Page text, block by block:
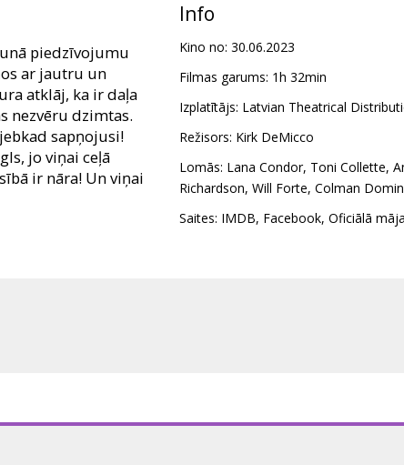
piedzīvojumu
ar jautru un
atklāj, ka ir daļa
nezvēru dzimtas.
sapņojusi!
jo viņai ceļā
ir nāra! Un viņai
Info
Kino no: 30.06.2023
Filmas garums: 1h 32min
Izplatītājs: Latvian Theatrical
Režisors: Kirk DeMicco
Lomās: Lana Condor, Toni Collette,
Richardson, Will Forte, Colman
Saites: IMDB, Facebook, Oficiālā